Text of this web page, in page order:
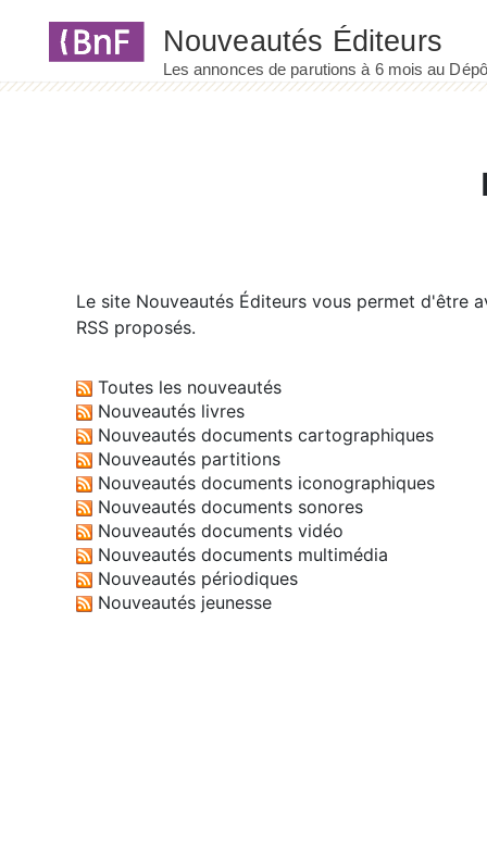
Le site Nouveautés Éditeurs vous permet d'être
RSS proposés.
Toutes les nouveautés
Nouveautés livres
Nouveautés documents cartographiques
Nouveautés partitions
Nouveautés documents iconographiques
Nouveautés documents sonores
Nouveautés documents vidéo
Nouveautés documents multimédia
Nouveautés périodiques
Nouveautés jeunesse